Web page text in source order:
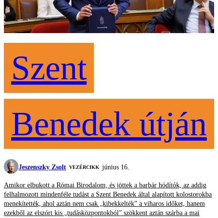
Szent
Benedek útján
Jeszenszky Zsolt VEZÉRCIKK június 16.
Amikor elbukott a Római Birodalom, és jöttek a barbár hódítók, az addig
felhalmozott mindenféle tudást a Szent Benedek által alapított kolostorokba
menekítették, ahol aztán nem csak „kibekkelték” a viharos időket, hanem
ezekből az elszórt kis „tudásközpontokból” szökkent aztán szárba a mai